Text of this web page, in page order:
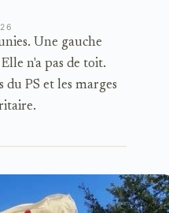
Une gauche
n'a pas de toit.
PS et les marges